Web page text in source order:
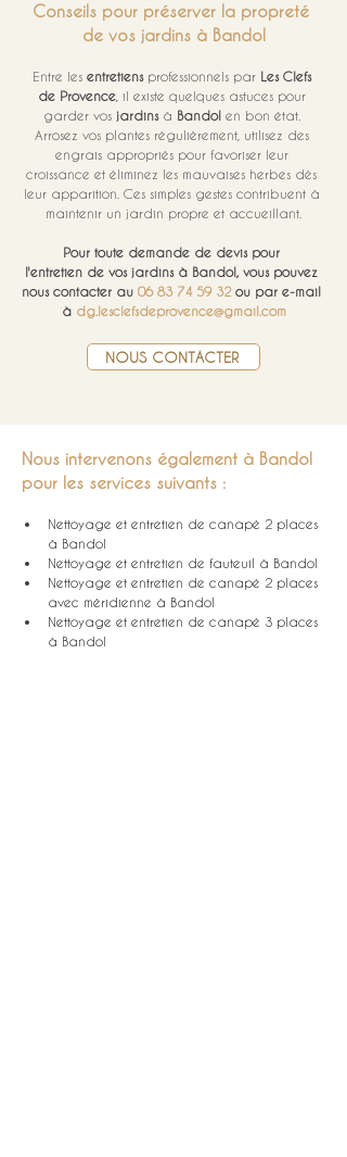
Conseils pour préserver la propreté
de vos jardins à Bandol
Entre les entretiens professionnels par Les Clefs
de Provence, il existe quelques astuces pour
garder vos jardins à Bandol en bon état.
Arrosez vos plantes régulièrement, utilisez des
engrais appropriés pour favoriser leur
croissance et éliminez les mauvaises herbes dès
leur apparition. Ces simples gestes contribuent à
maintenir un jardin propre et accueillant.
Pour toute demande de devis pour
l'entretien de vos jardins à Bandol, vous pouvez
nous contacter au 06 83 74 59 32 ou par e-mail
à dg.lesclefsdeprovence@gmail.com
NOUS CONTACTER
Nous intervenons également à Bandol
pour les services suivants :
Nettoyage et entretien de canapé 2 places
à Bandol
Nettoyage et entretien de fauteuil à Bandol
Nettoyage et entretien de canapé 2 places
avec méridienne à Bandol
Nettoyage et entretien de canapé 3 places
à Bandol